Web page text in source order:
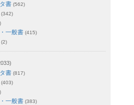
書 (562)
(342)
一般書 (415)
(2)
書 (817)
(403)
一般書 (383)